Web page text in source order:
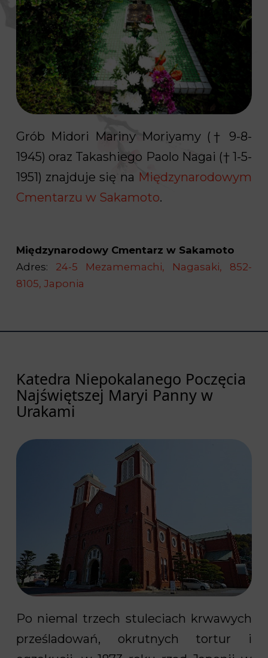
Grób Midori Mariny Moriyamy († 9-8-
1945) oraz Takashiego Paolo Nagai († 1-5-
1951) znajduje się na Międzynarodowym
Cmentarzu w Sakamoto.
Międzynarodowy Cmentarz w Sakamoto
Adres: 24-5 Mezamemachi, Nagasaki, 852-
8105, Japonia
Katedra Niepokalanego Poczęcia
Najświętszej Maryi Panny w
Urakami
Po niemal trzech stuleciach krwawych
prześladowań, okrutnych tortur i